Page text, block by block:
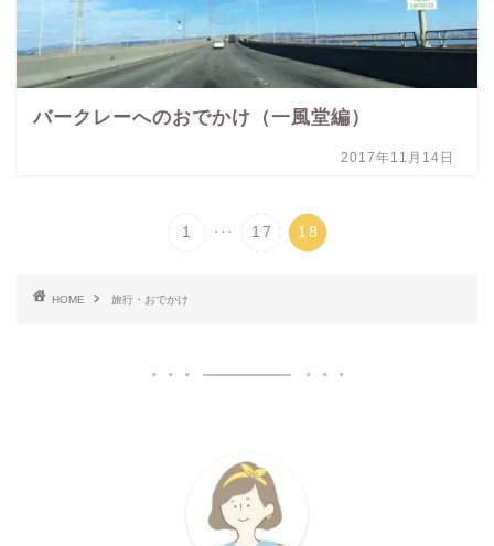
バークレーへのおでかけ（一風堂編）
2017年11月14日
1 ... 17 18
HOME 旅行・おでかけ